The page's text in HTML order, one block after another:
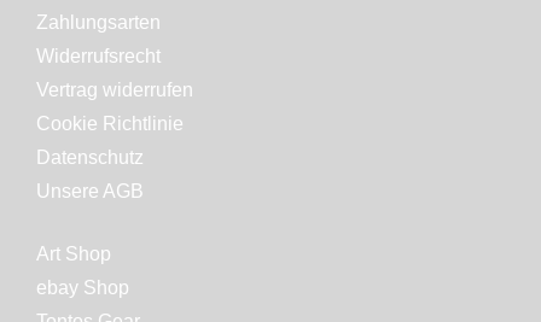
Zahlungsarten
Widerrufsrecht
Vertrag widerrufen
Cookie Richtlinie
Datenschutz
Unsere AGB
Art Shop
ebay Shop